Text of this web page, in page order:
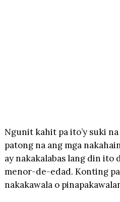
Ngunit kahit pa ito’y suki
patong na ang mga
ay nakakalabas lang din ito
menor-de-edad. Konting
nakakawala o